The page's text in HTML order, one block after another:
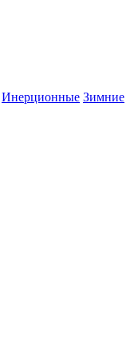
Инерционные Зимние